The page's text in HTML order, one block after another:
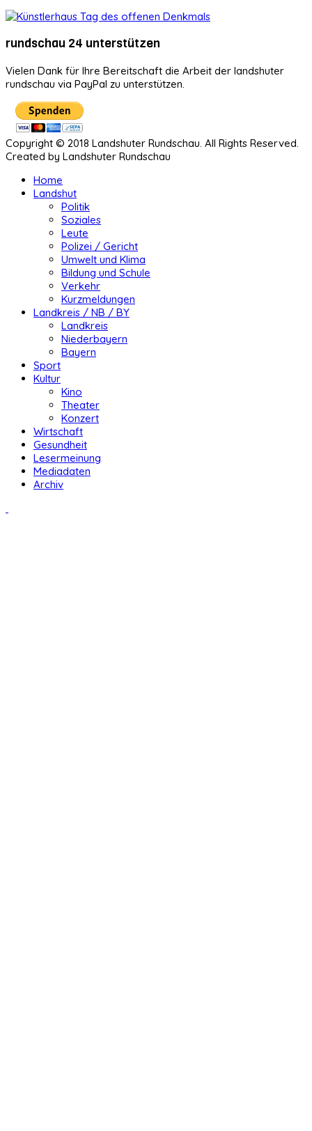
rundschau 24 unterstützen
Vielen Dank für Ihre Bereitschaft die Arbeit der landshuter
rundschau via PayPal zu unterstützen.
Copyright © 2018 Landshuter Rundschau. All Rights Reserved.
Created by Landshuter Rundschau
Home
Landshut
Politik
Soziales
Leute
Polizei / Gericht
Umwelt und Klima
Bildung und Schule
Verkehr
Kurzmeldungen
Landkreis / NB / BY
Landkreis
Niederbayern
Bayern
Sport
Kultur
Kino
Theater
Konzert
Wirtschaft
Gesundheit
Lesermeinung
Mediadaten
Archiv